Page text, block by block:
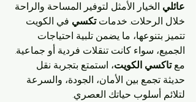
عائلي الخيار الأمثل لتوفير المساحة والراحة
خلال الرحلات. خدمات تكسي في الكويت
تتميز بتنوعها، ما يضمن تلبية احتياجات
الجميع، سواء كانت تنقلات فردية أو جماعية.
مع تاكسي الكويت، استمتع بتجربة نقل
حديثة تجمع بين الأمان، الجودة، والسرعة
لتلائم أسلوب حياتك العصري.